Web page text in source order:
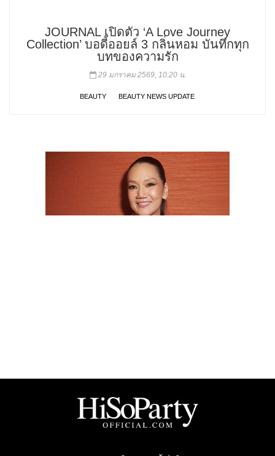
JOURNAL เปิดตัว ‘A Love Journey
Collection’ บอดี้ออยล์ 3 กลิ่นหอม บันทึกทุก
บทของความรัก
29 มกราคม 2569, 10:20 น.
BEAUTY BEAUTY NEWS UPDATE